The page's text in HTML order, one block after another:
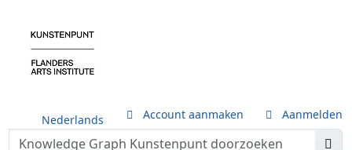
Nederlands Account aanmaken Aanmelden